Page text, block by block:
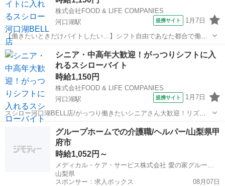
株式会社FOOD & LIFE COMPANIES
河口湖駅
提携サイト 1月7日
【働きたいときだけバイトしたい…】シフト自由であなた都合で働け
る/スシロー河口湖BELL店/給与前払い制度あり 【もっと自由に働ける
バイト探してません？】 スタッフからこんな要望をよく聞きます 「テ
スト前なのでシフト減らした...
山梨 河口湖駅 キッチン
シニア・中高年大歓迎！がっつりシフトに入
れるスシローバイト
時給1,150円
株式会社FOOD & LIFE COMPANIES
河口湖駅
提携サイト 1月7日
スシロー河口湖BELL店/がっつり働きたいシニアさん大歓迎！リズム
ある働き方でメリハリのある生活を送りませんか？/給与前払い制度あ
り 1日3時間からOK！ ご自身の生活スタイルに合わせた働き方が可能
です！ 沢山笑って、沢山稼...
南都留郡 河口湖駅 レストラン
グループホームでの介護職/ヘルパー/山梨県甲
府市
時給1,052円～
山梨県
スポンサー：求人ボックス
08月07日